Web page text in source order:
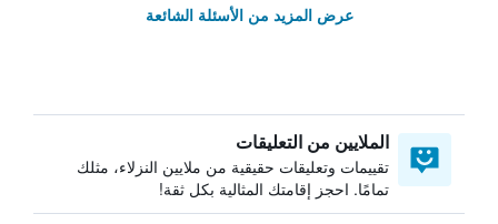
عرض المزيد من الأسئلة الشائعة
الملايين من التعليقات
تقييمات وتعليقات حقيقية من ملايين النزلاء، مثلك
تمامًا. احجز إقامتك المثالية بكل ثقة!